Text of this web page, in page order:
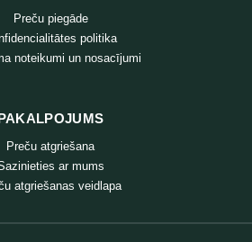
Preču piegāde
politika
noteikumi un nosacījumi
Preču atgriešana
ar mums
atgriešanas veidlapa